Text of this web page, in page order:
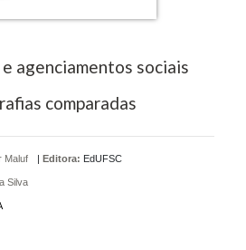
agenciamentos sociais
comparadas
Maluf
Silva
| Editora: EdUFSC